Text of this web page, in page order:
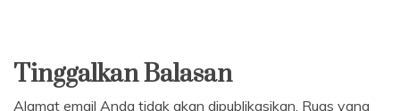
Tinggalkan Balasan
Alamat email Anda tidak akan dipublikasikan. Ruas yang